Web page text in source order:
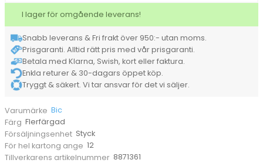
4-
färg
medium
mängd
I lager för omgående leverans!
Snabb leverans & Fri frakt över 950:- utan moms.
Prisgaranti. Alltid rätt pris med vår prisgaranti.
Betala med Klarna, Swish, kort eller faktura.
Enkla returer & 30-dagars öppet köp.
Tryggt & säkert. Vi tar ansvar för det vi säljer.
Varumärke Bic
Färg Flerfärgad
Försäljningsenhet Styck
För hel kartong ange 12
Tillverkarens artikelnummer 8871361